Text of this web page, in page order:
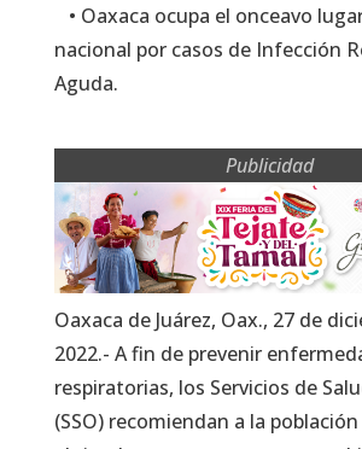
• Oaxaca ocupa el onceavo
nacional por casos de Infección
Aguda.
Publicidad
Oaxaca de Juárez, Oax., 27 de
2022.- A fin de prevenir
respiratorias, los Servicios de
(SSO) recomiendan a la